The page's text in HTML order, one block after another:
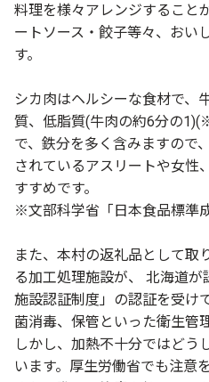
料理を様々アレンジすること
ートソース・餃子等々、おい
す。
シカ肉はヘルシーな食材で、
質、低脂質(牛肉の約6分の
で、鉄分を多く含みますので
されているアスリートや女性
すすめです。
※文部科学省「日本食品標準
また、本村の返礼品として取
る加工処理施設が、 北海道
施設認証制度」の認証を受け
菌消毒、保管といった衛生管
しかし、加熱不十分ではどう
います。厚生労働省でも注意